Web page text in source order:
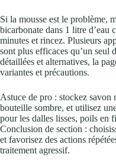
Si la mousse est le problème,
bicarbonate dans 1 litre d’eau
minutes et rincez. Plusieurs
sont plus efficaces qu’un seul
détaillées et alternatives, la
variantes et précautions.
Astuce de pro : stockez savon
bouteille sombre, et utilisez
pour les dalles lisses, poils en
Conclusion de section :
et favorisez des actions
traitement agressif.